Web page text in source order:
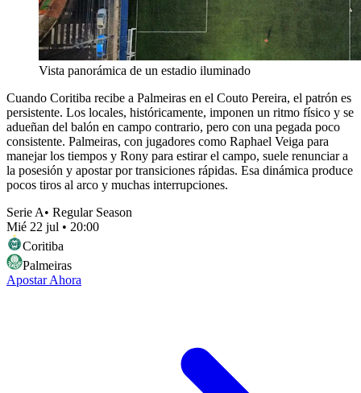
Vista panorámica de un estadio iluminado
Cuando Coritiba recibe a Palmeiras en el Couto Pereira, el patrón es
persistente. Los locales, históricamente, imponen un ritmo físico y se
adueñan del balón en campo contrario, pero con una pegada poco
consistente. Palmeiras, con jugadores como Raphael Veiga para
manejar los tiempos y Rony para estirar el campo, suele renunciar a
la posesión y apostar por transiciones rápidas. Esa dinámica produce
pocos tiros al arco y muchas interrupciones.
Serie A• Regular Season
Mié 22 jul • 20:00
Coritiba
Palmeiras
Apostar Ahora